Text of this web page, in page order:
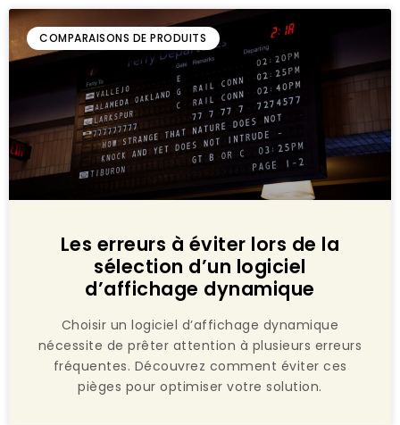
COMPARAISONS DE PRODUITS
Les erreurs à éviter lors de la
sélection d’un logiciel
d’affichage dynamique
Choisir un logiciel d’affichage dynamique
nécessite de prêter attention à plusieurs erreurs
fréquentes. Découvrez comment éviter ces
pièges pour optimiser votre solution.